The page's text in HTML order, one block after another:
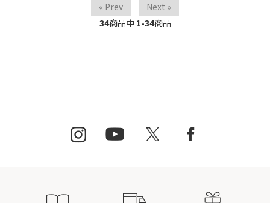
« Prev
Next »
34商品中 1-34商品